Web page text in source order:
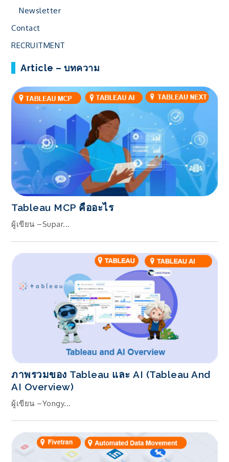
Newsletter
Contact
RECRUITMENT
Article – บทความ
Tableau MCP คืออะไร
ผู้เขียน –Supar...
ภาพรวมของ Tableau และ AI (Tableau And
AI Overview)
ผู้เขียน –Yongy...